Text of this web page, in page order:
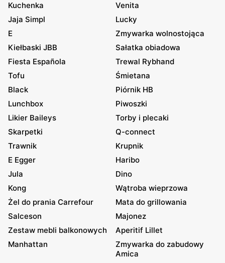
Kuchenka
Venita
Jaja Simpl
Lucky
E
Zmywarka wolnostojąca
Kiełbaski JBB
Sałatka obiadowa
Fiesta Española
Trewal Rybhand
Tofu
Śmietana
Black
Piórnik HB
Lunchbox
Piwoszki
Likier Baileys
Torby i plecaki
Skarpetki
Q-connect
Trawnik
Krupnik
E Egger
Haribo
Jula
Dino
Kong
Wątroba wieprzowa
Żel do prania Carrefour
Mata do grillowania
Salceson
Majonez
Zestaw mebli balkonowych
Aperitif Lillet
Manhattan
Zmywarka do zabudowy
Amica